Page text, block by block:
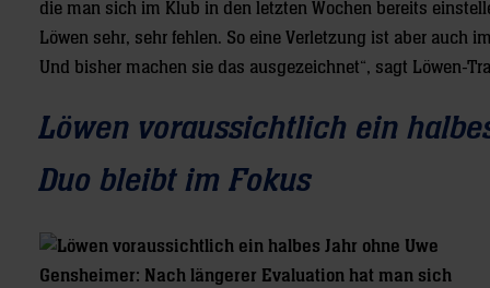
die man sich im Klub in den letzten Wochen bereits
Löwen sehr, sehr fehlen. So eine Verletzung ist aber auch
Und bisher machen sie das ausgezeichnet“, sagt Löwen-
Löwen voraussichtlich ein
Duo bleibt im Fokus